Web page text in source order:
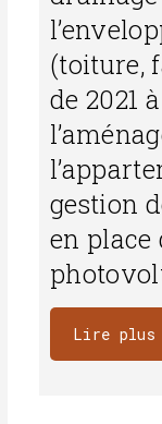
(toiture,
de 2021
gestion
en place
Lire plus